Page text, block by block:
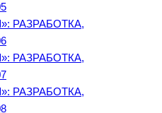
РАЗРАБОТКА,
РАЗРАБОТКА,
РАЗРАБОТКА,